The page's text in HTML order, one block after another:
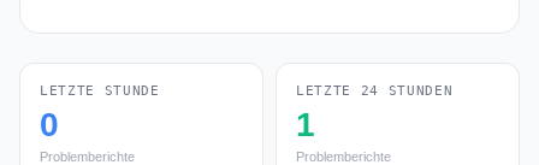
LETZTE STUNDE
0
Problemberichte
LETZTE 24 STUNDEN
1
Problemberichte